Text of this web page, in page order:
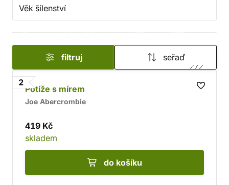
Věk šílenství
filtruj seřaď
2
Potíže s mírem
Joe Abercrombie
419 Kč
skladem
do košíku